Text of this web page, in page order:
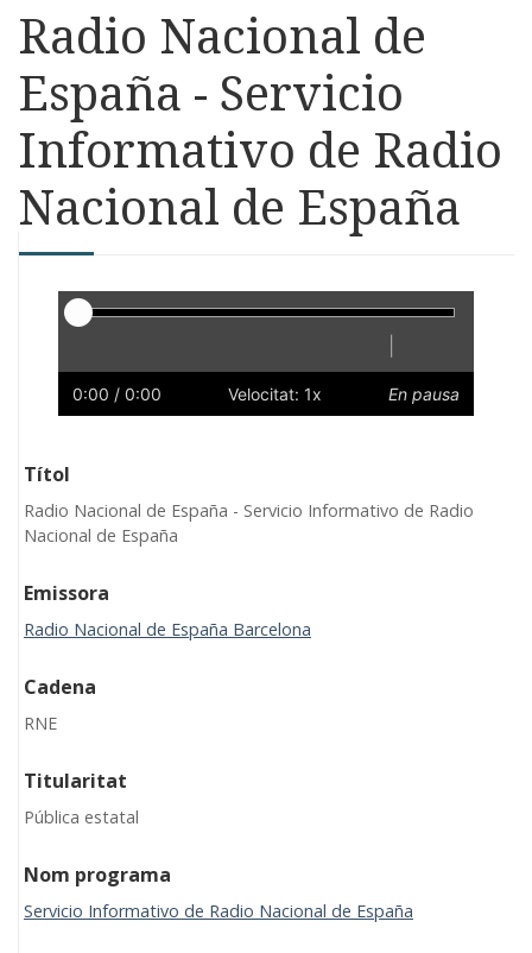
Radio Nacional de
España - Servicio
Informativo de Radio
Nacional de España
Reproductor
Lent
0:00 / 0:00 Velocitat: 1x En pausa
Títol
Radio Nacional de España - Servicio Informativo de Radio
Nacional de España
Emissora
Radio Nacional de España Barcelona
Cadena
RNE
Titularitat
Pública estatal
Nom programa
Servicio Informativo de Radio Nacional de España